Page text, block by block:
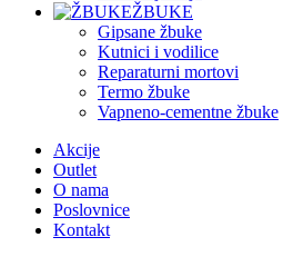
ŽBUKE
Gipsane žbuke
Kutnici i vodilice
Reparaturni mortovi
Termo žbuke
Vapneno-cementne žbuke
Akcije
Outlet
O nama
Poslovnice
Kontakt